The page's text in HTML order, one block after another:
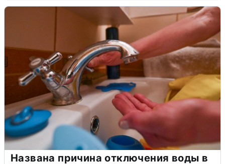
Названа причина отключения воды в